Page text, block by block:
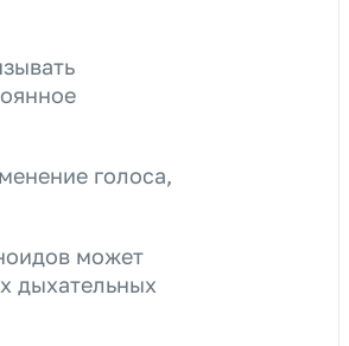
голоса,
может
дыхательных